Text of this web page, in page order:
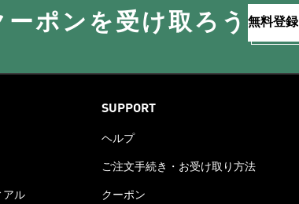
ーポンを受け取ろう 無料登録
アル
SUPPORT
ヘルプ
ご注文手続き・お受け取り方法
クーポン